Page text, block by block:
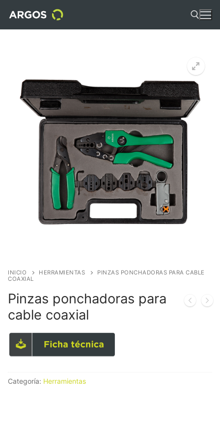
INICIO HERRAMIENTAS
PINZAS PONCHADORAS PARA CABLE
COAXIAL
Pinzas ponchadoras para
cable coaxial
Categoría: Herramientas